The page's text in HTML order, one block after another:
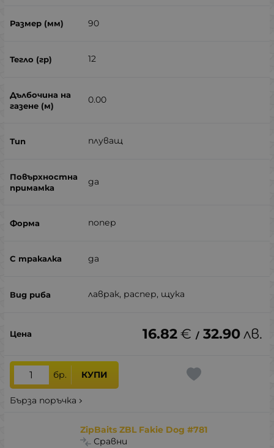
90
12
0.00
плуващ
да
попер
да
лаврак, распер, щука
16.82€ / 32.90лв.
бр. КУПИ
Бърза поръчка
ZipBaits ZBL Fakie Dog #781
Сравни